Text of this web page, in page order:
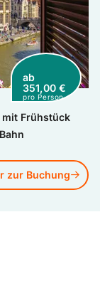
ab
351,00 €
pro Person
Frühstück
zur Buchung